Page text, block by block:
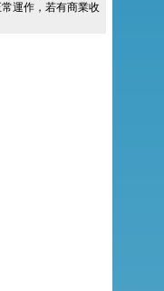
運作，若有商業收